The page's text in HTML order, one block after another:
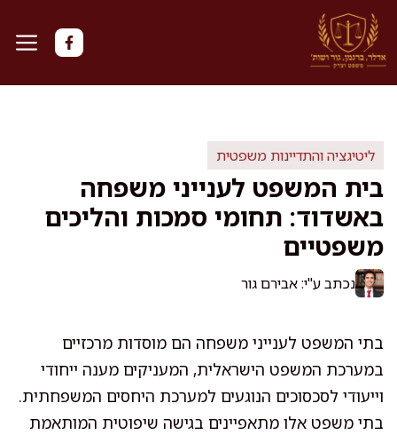
לדלג
לתוכן
ליטיגציה והתדיינות משפטית
בית המשפט לענייני משפחה
באשדוד: תחומי סמכות והליכים
משפטיים
נכתב ע"י: אבירם גור
בתי המשפט לענייני משפחה הם מוסדות מרכזיים
במערכת המשפט הישראלית, המעניקים מענה ייחודי
וייעודי לסכסוכים הנוגעים למערכת היחסים המשפחתית.
בתי משפט אלו מתאפיינים בגישה שיפוטית המותאמת